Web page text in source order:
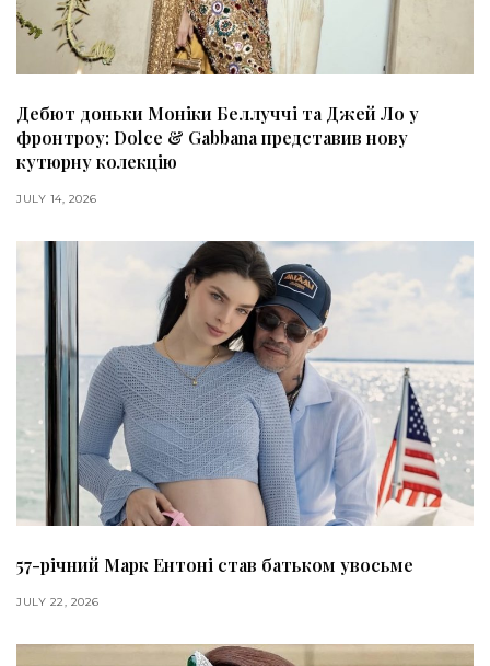
Дебют доньки Моніки Беллуччі та Джей Ло у
фронтроу: Dolce & Gabbana представив нову
кутюрну колекцію
JULY 14, 2026
57-річний Марк Ентоні став батьком увосьме
JULY 22, 2026